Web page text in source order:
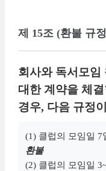
제 15조 (환불 규
회사와 독서모임
대한 계약을 체
경우, 다음 규정
(1) 클럽의 모임일 7
환불
(2) 클럽의 모임일